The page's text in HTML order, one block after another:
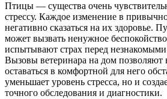
Птицы — существа очень
стрессу. Каждое изменение в
негативно сказаться на их здоровье.
может вызвать ненужное
испытывают страх перед
Вызовы ветеринара на дом
оставаться в комфортной для него
уменьшает уровень стресса, но и
точного обследования и диагностики.